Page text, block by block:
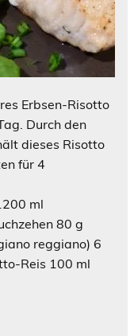
Erbsen-Risotto
Durch den
dieses Risotto
für 4
ml
80 g
reggiano) 6
Reis 100 ml